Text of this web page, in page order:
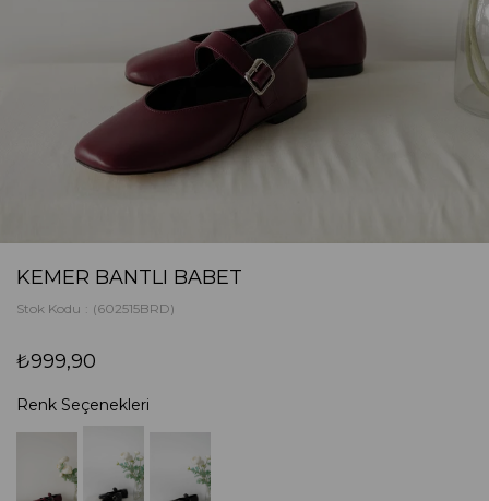
KEMER BANTLI BABET
Stok Kodu (602515BRD)
₺999,90
Renk Seçenekleri